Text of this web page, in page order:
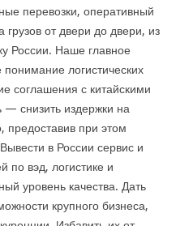
перевозки, оперативный
грузов от двери до двери, из
России. Наше главное
логистических
соглашения с китайскими
снизить издержки на
предоставив при этом
в России сервис и
по вэд, логистике и
уровень качества. Дать
крупного бизнеса,